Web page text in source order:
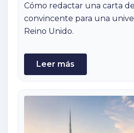
Cómo redactar una carta
convincente para una
Reino Unido.
Leer más